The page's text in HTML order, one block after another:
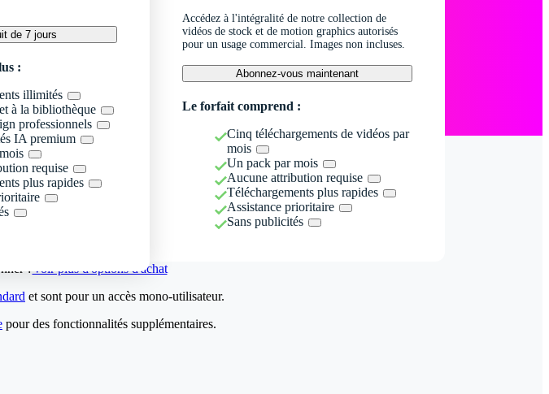
de 7 jours
:
illimités
à la bibliothèque
professionnels
IA premium
requise
plus rapides
Accédez à l'intégralité de notre collection de
vidéos de stock et de motion graphics autorisés
pour un usage commercial. Images non incluses.
Abonnez-vous maintenant
Le forfait comprend :
Cinq téléchargements de vidéos par
mois
Un pack par mois
Aucune attribution requise
Téléchargements plus rapides
Assistance prioritaire
Sans publicités
?Voir plus d'options d'achat
et sont pour un accès mono-utilisateur.
pour des fonctionnalités supplémentaires.